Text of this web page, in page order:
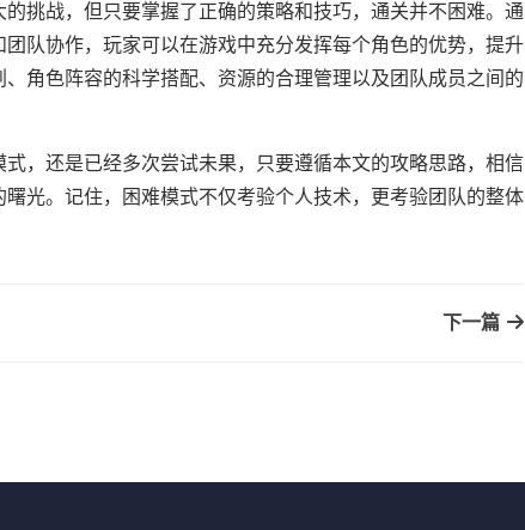
的挑战，但只要掌握了正确的策略和技巧，通关并不困难。通
队协作，玩家可以在游戏中充分发挥每个角色的优势，提升
角色阵容的科学搭配、资源的合理管理以及团队成员之间的
，还是已经多次尝试未果，只要遵循本文的攻略思路，相信
光。记住，困难模式不仅考验个人技术，更考验团队的整体
下一篇